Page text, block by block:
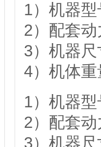
1）机器
2）配套
3）机器
4）机体
1）机器
2）配套
3）机器